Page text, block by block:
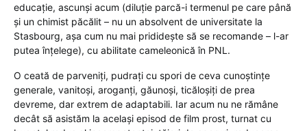
educație, ascunși acum (diluție parcă-i termenul pe care până
și un chimist păcălit – nu un absolvent de universitate la
Stasbourg, așa cum nu mai prididește să se recomande – l-ar
putea înțelege), cu abilitate cameleonică în PNL.
O ceată de parveniți, pudrați cu spori de ceva cunoștințe
generale, vanitoși, aroganți, găunoși, ticăloșiți de prea
devreme, dar extrem de adaptabili. Iar acum nu ne rămâne
decât să asistăm la același episod de film prost, turnat cu